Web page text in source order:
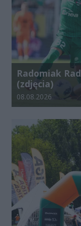
Radomiak
(zdjęcia)
Data dodania galerii:
08.08.2026